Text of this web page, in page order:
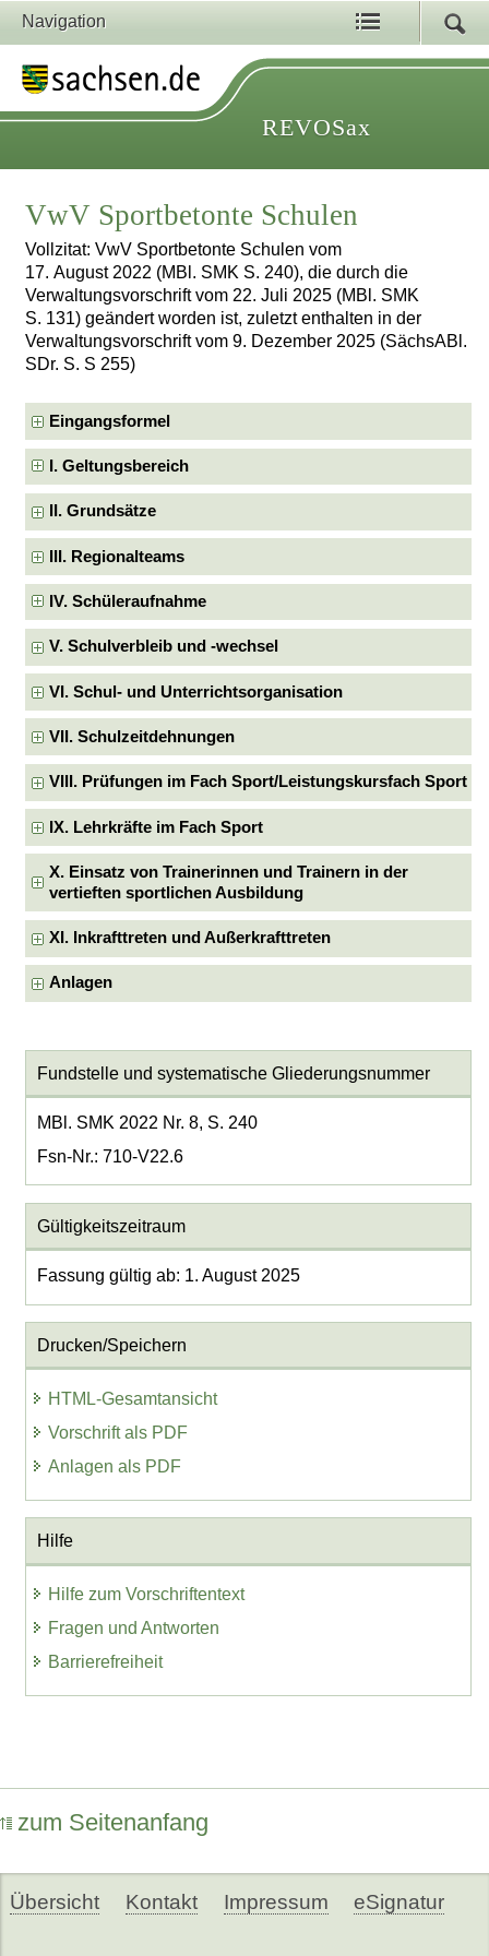
Navigation
REVOSax
VwV Sportbetonte Schulen
Vollzitat: VwV Sportbetonte Schulen vom
17. August 2022 (MBl. SMK S. 240), die durch die
Verwaltungsvorschrift vom 22. Juli 2025 (MBl. SMK
S. 131) geändert worden ist, zuletzt enthalten in der
Verwaltungsvorschrift vom 9. Dezember 2025 (SächsABl.
SDr. S. S 255)
Eingangsformel
I. Geltungsbereich
II. Grundsätze
III. Regionalteams
IV. Schüleraufnahme
V. Schulverbleib und -wechsel
VI. Schul- und Unterrichtsorganisation
VII. Schulzeitdehnungen
VIII. Prüfungen im Fach Sport/Leistungskursfach Sport
IX. Lehrkräfte im Fach Sport
X. Einsatz von Trainerinnen und Trainern in der
vertieften sportlichen Ausbildung
XI. Inkrafttreten und Außerkrafttreten
Anlagen
Fundstelle und systematische Gliederungsnummer
MBl. SMK 2022 Nr. 8, S. 240
Fsn-Nr.: 710-V22.6
Gültigkeitszeitraum
Fassung gültig ab: 1. August 2025
Drucken/Speichern
HTML-Gesamtansicht
Vorschrift als PDF
Anlagen als PDF
Hilfe
Hilfe zum Vorschriftentext
Fragen und Antworten
Barrierefreiheit
zum Seitenanfang
Übersicht Kontakt Impressum eSignatur